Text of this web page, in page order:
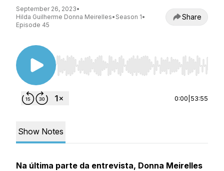
September 26, 2023•
Hilda Guilherme Donna Meirelles• Season 1•
Episode 45
Share
Use Left/Right to seek, Home/End to jump to
0:00 53:55
Show Notes
Na última parte da entrevista, Donna Meirelles